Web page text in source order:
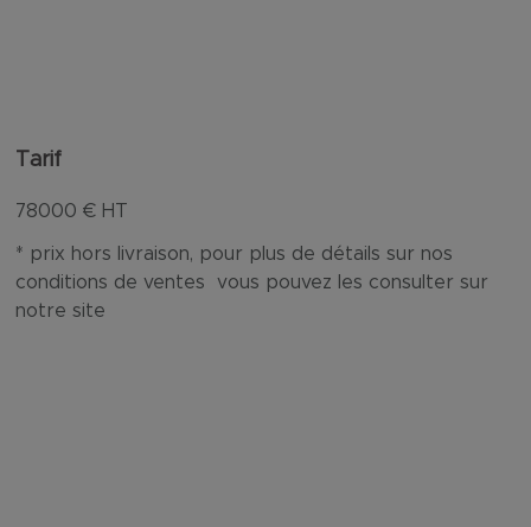
Tarif
78000€ HT
* prix hors livraison, pour plus de détails sur nos
conditions de ventes vous pouvez les consulter sur
notre site